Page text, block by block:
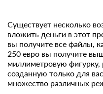
Существует несколько
вложить деньги в этот
вы получите все файлы,
250 евро вы получите
миллиметровую фигурку,
созданную только для
множество различных